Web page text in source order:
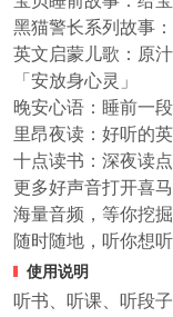
黑猫警长系列故事
英文启蒙儿歌：原
「安放身心灵」
晚安心语：睡前一
里昂夜读：好听的
十点读书：深夜读
更多好声音打开喜
海量音频，等你挖掘
随时随地，听你想听
使用说明
听书、听课、听段